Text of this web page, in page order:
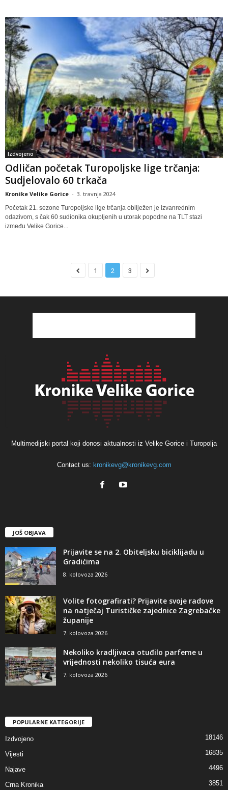
Izdvojeno
Odličan početak Turopoljske lige trčanja:
Sudjelovalo 60 trkača
Kronike Velike Gorice - 3. travnja 2024
Početak 21. sezone Turopoljske lige trčanja obilježen je izvanrednim
odazivom, s čak 60 sudionika okupljenih u utorak popodne na TLT stazi
između Velike Gorice...
1 2 3
Multimedijski portal koji donosi aktualnosti iz Velike Gorice i Turopolja
Contact us: kronikevg@kronikevg.com
JOŠ OBJAVA
Prijavite se na 2. Obiteljsku biciklijadu u
Gradićima
8. kolovoza 2026
Volite fotografirati? Prijavite svoje radove
na natječaj Turističke zajednice Zagrebačke
županije
7. kolovoza 2026
Nekoliko kradljivaca otuđilo parfeme u
vrijednosti nekoliko tisuća eura
7. kolovoza 2026
POPULARNE KATEGORIJE
Izdvojeno 18146
Vijesti 16835
Najave 4496
Crna Kronika 3851